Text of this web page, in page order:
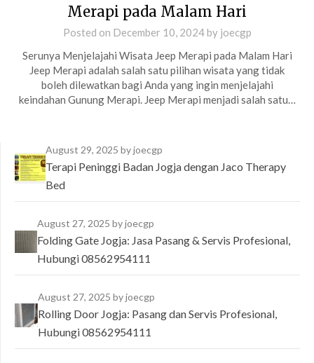
Merapi pada Malam Hari
Posted on December 10, 2024by joecgp
Serunya Menjelajahi Wisata Jeep Merapi pada Malam Hari
Jeep Merapi adalah salah satu pilihan wisata yang tidak
boleh dilewatkan bagi Anda yang ingin menjelajahi
keindahan Gunung Merapi. Jeep Merapi menjadi salah satu…
August 29, 2025 by joecgp
Terapi Peninggi Badan Jogja dengan Jaco Therapy
Bed
August 27, 2025by joecgp
Folding Gate Jogja: Jasa Pasang & Servis Profesional,
Hubungi 08562954111
August 27, 2025by joecgp
Rolling Door Jogja: Pasang dan Servis Profesional,
Hubungi 08562954111